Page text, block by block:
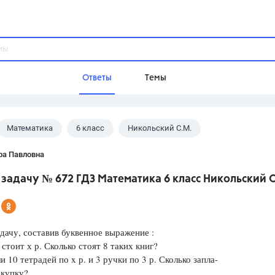
Ответы Темы
Домашнее задание
Учебники
Разумовская М.М.,Габриелян
Математика 6 класс Никольский С.М.
Павловна
№ 672 ГДЗ Математика 6 класс Никольский
составив буквенное выражение :
х р. Сколько стоят 8 таких книг?
тетрадей по x р. и 3 ручки по 3 р. Сколько запла-